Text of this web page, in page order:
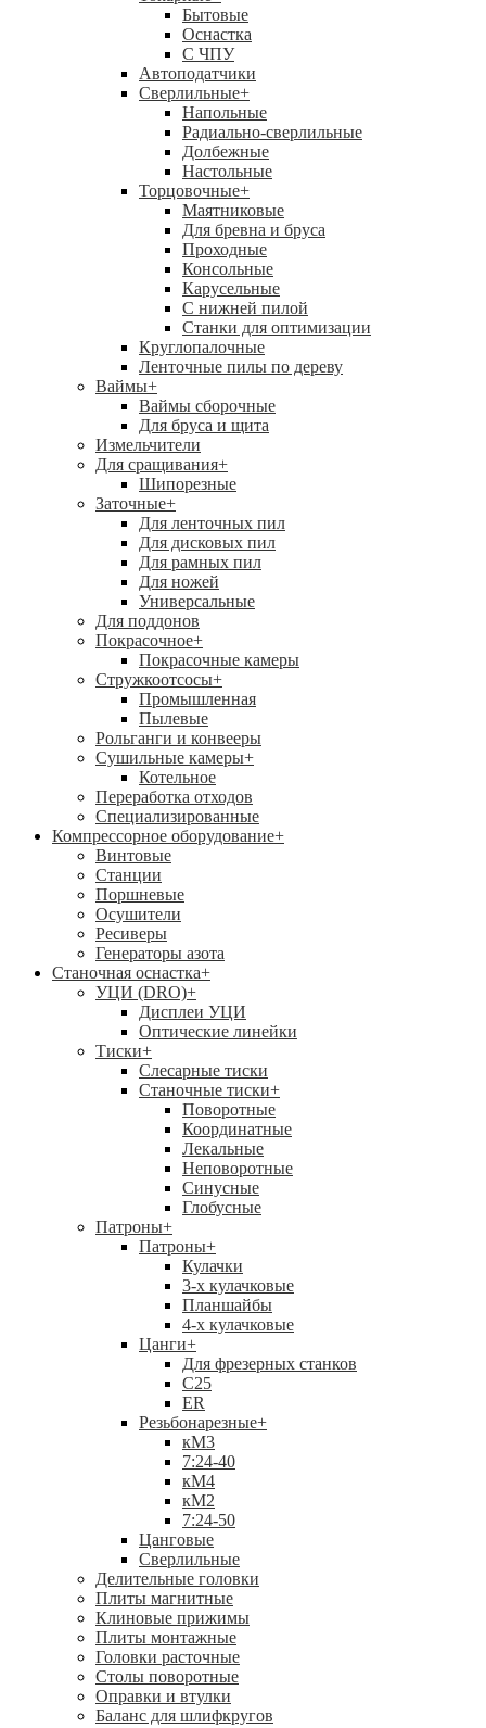
Бытовые
Оснастка
С ЧПУ
Автоподатчики
Сверлильные+
Напольные
Радиально-сверлильные
Долбежные
Настольные
Торцовочные+
Маятниковые
Для бревна и бруса
Проходные
Консольные
Карусельные
С нижней пилой
Станки для оптимизации
Круглопалочные
Ленточные пилы по дереву
Ваймы+
Ваймы сборочные
Для бруса и щита
Измельчители
Для сращивания+
Шипорезные
Заточные+
Для ленточных пил
Для дисковых пил
Для рамных пил
Для ножей
Универсальные
Для поддонов
Покрасочное+
Покрасочные камеры
Стружкоотсосы+
Промышленная
Пылевые
Рольганги и конвееры
Сушильные камеры+
Котельное
Переработка отходов
Специализированные
Компрессорное оборудование+
Винтовые
Станции
Поршневые
Осушители
Ресиверы
Генераторы азота
Станочная оснастка+
УЦИ (DRO)+
Дисплеи УЦИ
Оптические линейки
Тиски+
Слесарные тиски
Станочные тиски+
Поворотные
Координатные
Лекальные
Неповоротные
Синусные
Глобусные
Патроны+
Патроны+
Кулачки
3-х кулачковые
Планшайбы
4-х кулачковые
Цанги+
Для фрезерных станков
С25
ER
Резьбонарезные+
кМ3
7:24-40
кМ4
кМ2
7:24-50
Цанговые
Сверлильные
Делительные головки
Плиты магнитные
Клиновые прижимы
Плиты монтажные
Головки расточные
Столы поворотные
Оправки и втулки
Баланс для шлифкругов